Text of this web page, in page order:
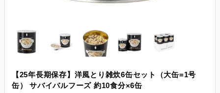
【25年長期保存】洋風とり雑炊6缶セット（大缶=1号
缶） サバイバルフーズ 約10食分×6缶